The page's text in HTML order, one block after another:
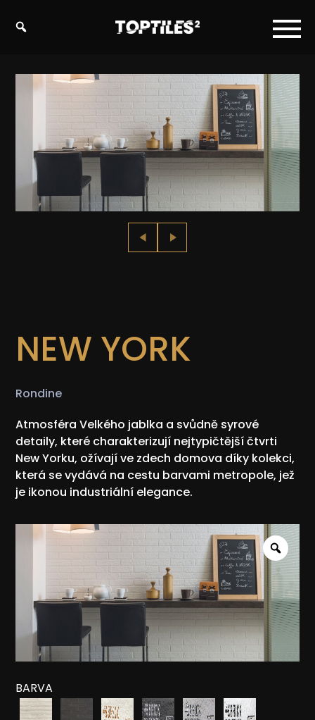
s.r.o.
NEW YORK
Rondine
Atmosféra Velkého jablka a svůdně syrové
detaily, které charakterizují nejtypičtější čtvrti
New Yorku, ožívají ve zdech domova díky kolekci,
která se vydává na cestu barvami metropole, jež
je ikonou industriální elegance.
Zoom
BARVA